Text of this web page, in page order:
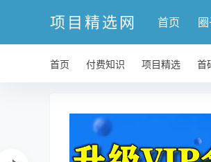
项目精选网 首页
首页 付费知识 项目精选 首